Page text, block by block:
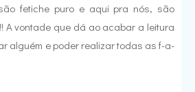
fetiche puro e aqui pra nós, são
A vontade que dá ao acabar a leitura
alguém e poder realizar todas as f-a-